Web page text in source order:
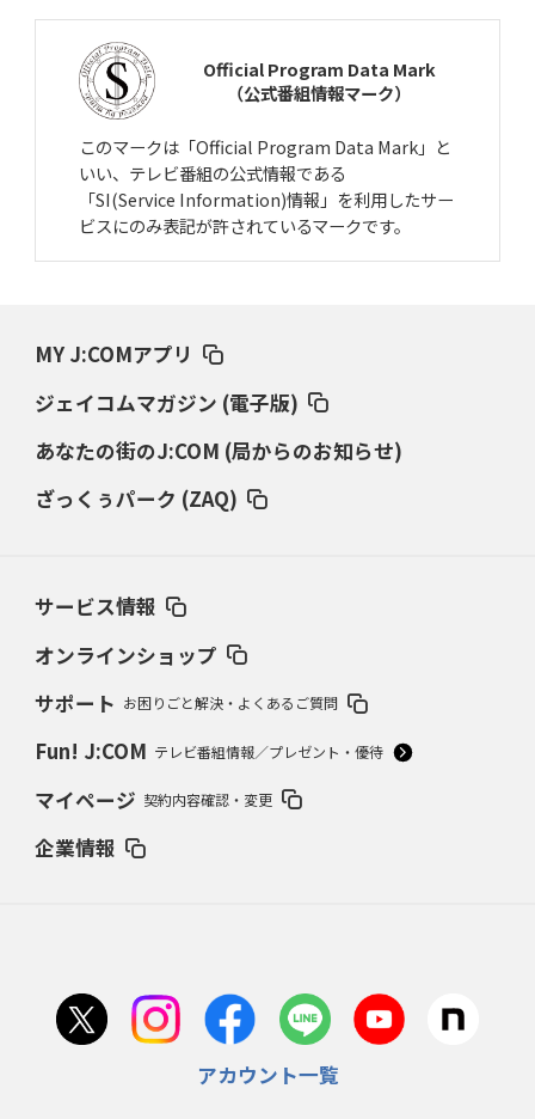
Official Program Data Mark
（公式番組情報マーク）
このマークは「Official Program Data Mark」と
いい、テレビ番組の公式情報である
「SI(Service Information)情報」を利用したサー
ビスにのみ表記が許されているマークです。
MY J:COMアプリ
ジェイコムマガジン (電子版)
あなたの街のJ:COM (局からのお知らせ)
ざっくぅパーク (ZAQ)
サービス情報
オンラインショップ
サポート お困りごと解決・よくあるご質問
Fun! J:COM テレビ番組情報／プレゼント・優待
マイページ 契約内容確認・変更
企業情報
アカウント一覧